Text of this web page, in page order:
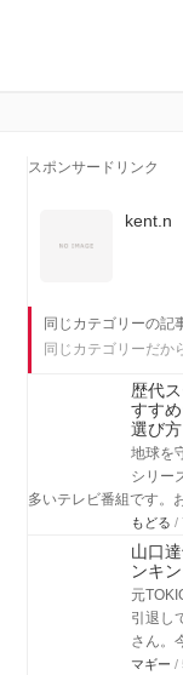
スポンサードリンク
kent.n
同じカテゴリーの記
同じカテゴリーだか
歴代
すす
選び方
地球を
シリー
多いテレビ番組です。
もどる /
山口
ンキ
元
引退し
さん。
マギー /